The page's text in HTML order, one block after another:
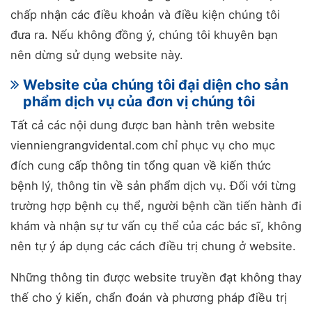
chấp nhận các điều khoản và điều kiện chúng tôi
đưa ra. Nếu không đồng ý, chúng tôi khuyên bạn
nên dừng sử dụng website này.
Website của chúng tôi đại diện cho sản
phẩm dịch vụ của đơn vị chúng tôi
Tất cả các nội dung được ban hành trên website
vienniengrangvidental.com chỉ phục vụ cho mục
đích cung cấp thông tin tổng quan về kiến thức
bệnh lý, thông tin về sản phẩm dịch vụ. Đối với từng
trường hợp bệnh cụ thể, người bệnh cần tiến hành đi
khám và nhận sự tư vấn cụ thể của các bác sĩ, không
nên tự ý áp dụng các cách điều trị chung ở website.
Những thông tin được website truyền đạt không thay
thế cho ý kiến, chẩn đoán và phương pháp điều trị